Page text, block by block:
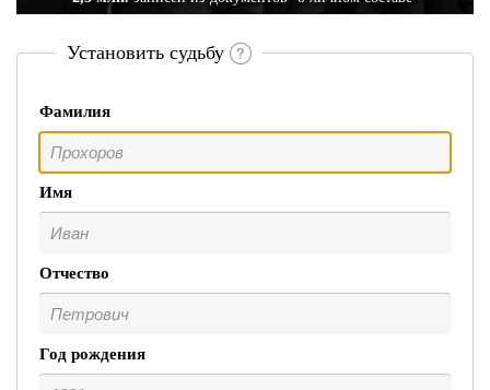
Установить судьбу
Фамилия
Имя
Отчество
Год рождения